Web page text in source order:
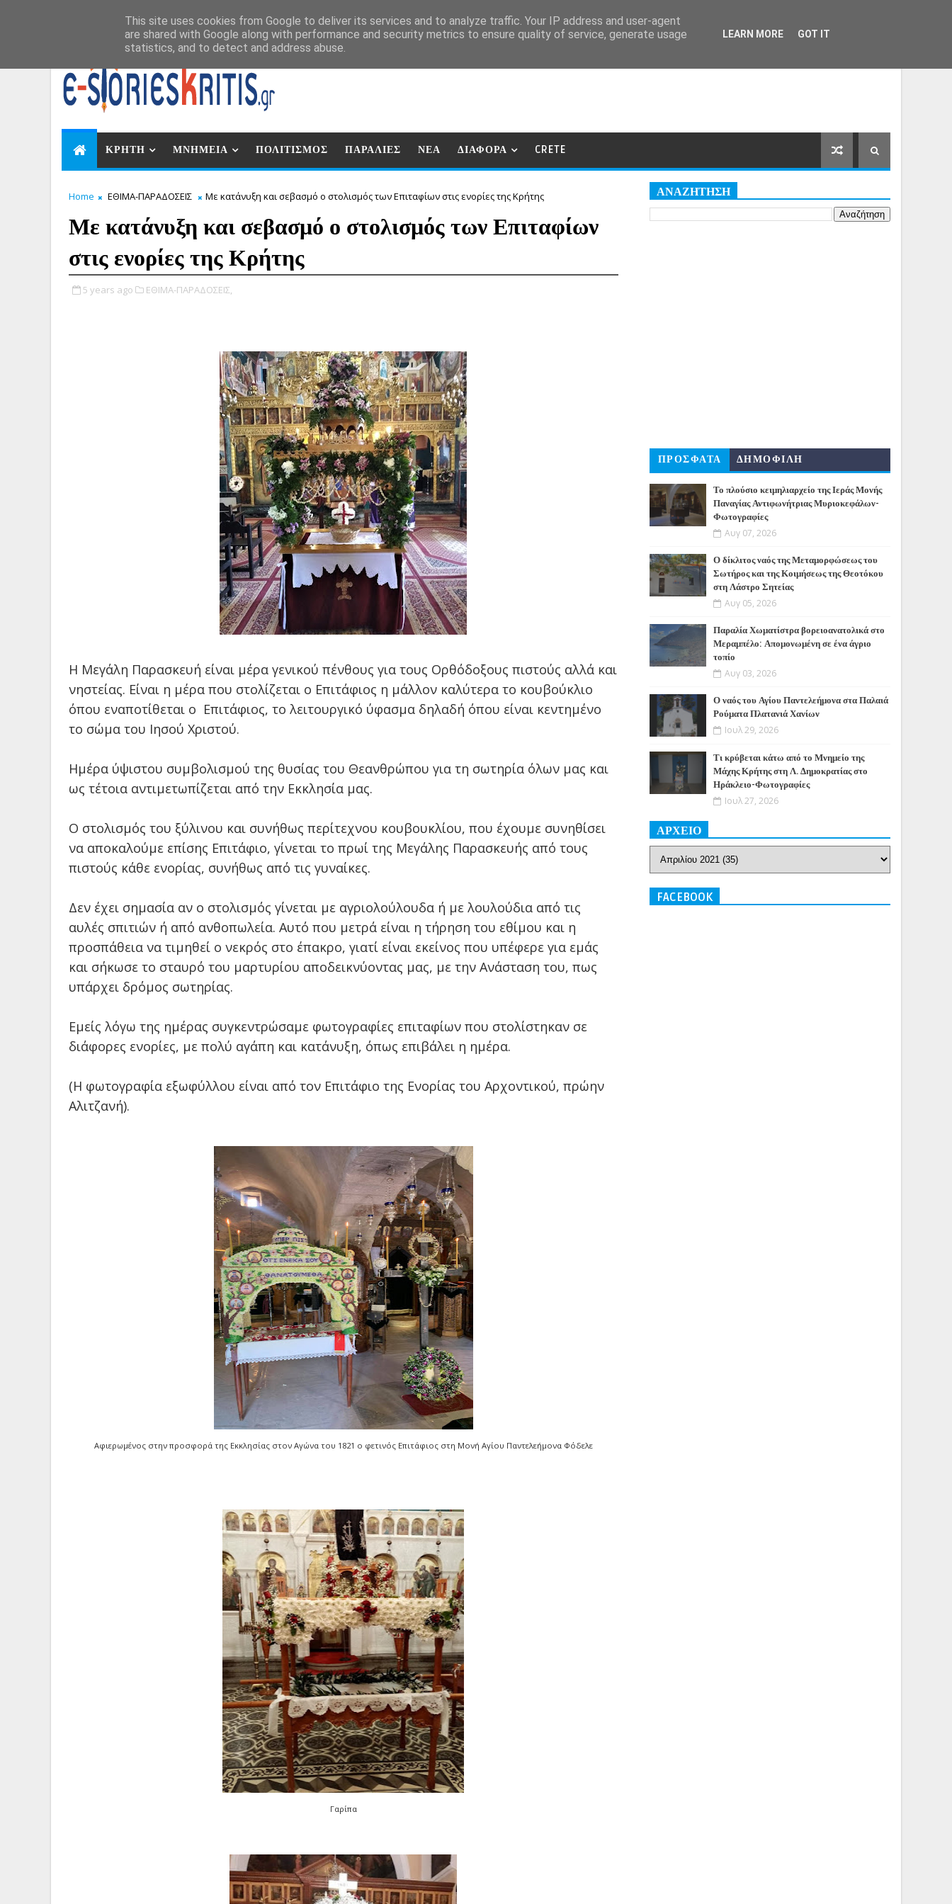
ΚΡΗΤΗ ΜΝΗΜΕΙΑ ΠΟΛΙΤΙΣΜΟΣ ΠΑΡΑΛΙΕΣ ΝΕΑ ΔΙΑΦΟΡΑ CRETE
Home ΕΘΙΜΑ-ΠΑΡΑΔΟΣΕΙΣ Με κατάνυξη και σεβασμό ο στολισμός των Επιταφίων στις ενορίες της Κρήτης
Με κατάνυξη και σεβασμό ο στολισμός των Επιταφίων
στις ενορίες της Κρήτης
5 years ago ΕΘΙΜΑ-ΠΑΡΑΔΟΣΕΙΣ,
Η Μεγάλη Παρασκευή είναι μέρα γενικού πένθους για τους Ορθόδοξους πιστούς αλλά και
νηστείας. Είναι η μέρα που στολίζεται ο Επιτάφιος η μάλλον καλύτερα το κουβούκλιο
όπου εναποτίθεται ο Επιτάφιος, το λειτουργικό ύφασμα δηλαδή όπου είναι κεντημένο
το σώμα του Ιησού Χριστού.
Ημέρα ύψιστου συμβολισμού της θυσίας του Θεανθρώπου για τη σωτηρία όλων μας και
ως τέτοια αντιμετωπίζεται από την Εκκλησία μας.
Ο στολισμός του ξύλινου και συνήθως περίτεχνου κουβουκλίου, που έχουμε συνηθίσει
να αποκαλούμε επίσης Επιτάφιο, γίνεται το πρωί της Μεγάλης Παρασκευής από τους
πιστούς κάθε ενορίας, συνήθως από τις γυναίκες.
Δεν έχει σημασία αν ο στολισμός γίνεται με αγριολούλουδα ή με λουλούδια από τις
αυλές σπιτιών ή από ανθοπωλεία. Αυτό που μετρά είναι η τήρηση του εθίμου και η
προσπάθεια να τιμηθεί ο νεκρός στο έπακρο, γιατί είναι εκείνος που υπέφερε για εμάς
και σήκωσε το σταυρό του μαρτυρίου αποδεικνύοντας μας, με την Ανάσταση του, πως
υπάρχει δρόμος σωτηρίας.
Εμείς λόγω της ημέρας συγκεντρώσαμε φωτογραφίες επιταφίων που στολίστηκαν σε
διάφορες ενορίες, με πολύ αγάπη και κατάνυξη, όπως επιβάλει η ημέρα.
(Η φωτογραφία εξωφύλλου είναι από τον Επιτάφιο της Ενορίας του Αρχοντικού, πρώην
Αλιτζανή).
Αφιερωμένος στην προσφορά της Εκκλησίας στον Αγώνα του 1821 ο φετινός Επιτάφιος στη Μονή Αγίου Παντελεήμονα Φόδελε
Γαρίπα
ΑΝΑΖΗΤΗΣΗ
ΠΡΟΣΦΑΤΑ ΔΗΜΟΦΙΛΗ
Το πλούσιο κειμηλιαρχείο της Ιεράς Μονής
Παναγίας Αντιφωνήτριας Μυριοκεφάλων-
Φωτογραφίες
Αυγ 07, 2026
Ο δίκλιτος ναός της Μεταμορφώσεως του
Σωτήρος και της Κοιμήσεως της Θεοτόκου
στη Λάστρο Σητείας
Αυγ 05, 2026
Παραλία Χωματίστρα βορειοανατολικά στο
Μεραμπέλο: Απομονωμένη σε ένα άγριο
τοπίο
Αυγ 03, 2026
Ο ναός του Αγίου Παντελεήμονα στα Παλαιά
Ρούματα Πλατανιά Χανίων
Ιουλ 29, 2026
Τι κρύβεται κάτω από το Μνημείο της
Μάχης Κρήτης στη Λ. Δημοκρατίας στο
Ηράκλειο-Φωτογραφίες
Ιουλ 27, 2026
ΑΡΧΕΙΟ
FACEBOOK
This site uses cookies from Google to deliver its services and to analyze traffic. Your IP address and user-agent
are shared with Google along with performance and security metrics to ensure quality of service, generate usage
statistics, and to detect and address abuse.
LEARN MORE GOT IT